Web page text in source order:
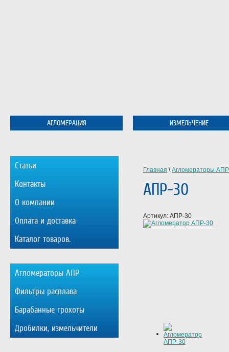
АГЛОМЕРАЦИЯ ИЗМЕЛЬЧЕНИЕ
Статьи
Контакты
О компании
Оплата и доставка
Каталог товаров.
Агломераторы АПР
Фильтры расплава
Барабанные грохоты
Дробилки, измельчители
Главная \Агломераторы АПР
АПР-30
Артикул: АПР-30